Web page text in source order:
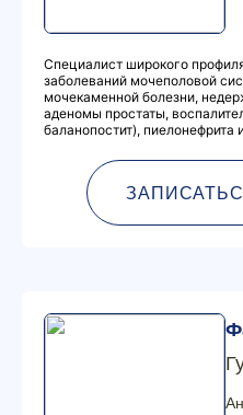
Специалист широкого
заболеваний мочеполовой
мочекаменной болезни,
аденомы простаты,
баланопостит), пиелонефрита